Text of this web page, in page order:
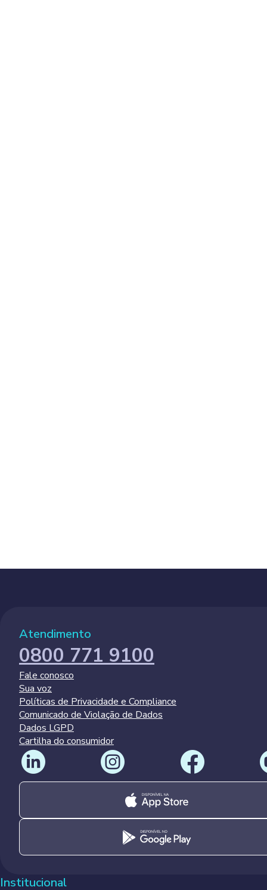
Institucional
Atendimento
0800 771 9100
Fale conosco
Sua voz
Políticas de Privacidade e Compliance
Comunicado de Violação de Dados
Dados LGPD
Cartilha do consumidor